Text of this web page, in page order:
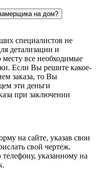
на дом?
специалистов не
детализации и
все необходимые
Если Вы решите какое-
заказа, то Вы
эти деньги
при заключении
на сайте, указав свои
свой чертеж.
указанному на